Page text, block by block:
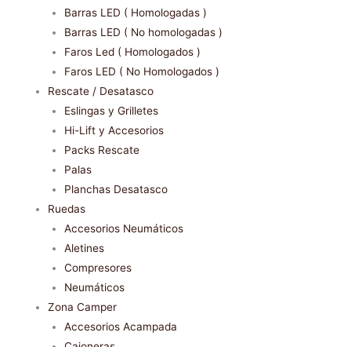
Barras LED ( Homologadas )
Barras LED ( No homologadas )
Faros Led ( Homologados )
Faros LED ( No Homologados )
Rescate / Desatasco
Eslingas y Grilletes
Hi-Lift y Accesorios
Packs Rescate
Palas
Planchas Desatasco
Ruedas
Accesorios Neumáticos
Aletines
Compresores
Neumáticos
Zona Camper
Accesorios Acampada